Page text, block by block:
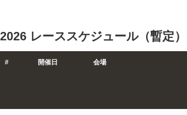
2026 レーススケジュール（暫定）
# 開催日 会場